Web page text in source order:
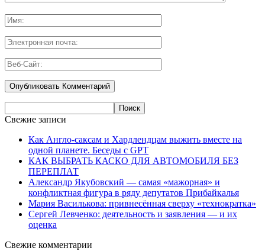
Свежие записи
Как Англо-саксам и Хардлендцам выжить вместе на
одной планете. Беседы с GPT
КАК ВЫБРАТЬ КАСКО ДЛЯ АВТОМОБИЛЯ БЕЗ
ПЕРЕПЛАТ
Александр Якубовский — самая «мажорная» и
конфликтная фигура в ряду депутатов Прибайкалья
Мария Василькова: привнесённая сверху «технократка»
Сергей Левченко: деятельность и заявления — и их
оценка
Свежие комментарии